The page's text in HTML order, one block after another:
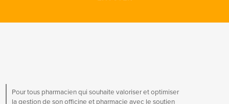
Pour tous pharmacien qui souhaite valoriser et optimiser
la gestion de son officine et pharmacie avec le soutien